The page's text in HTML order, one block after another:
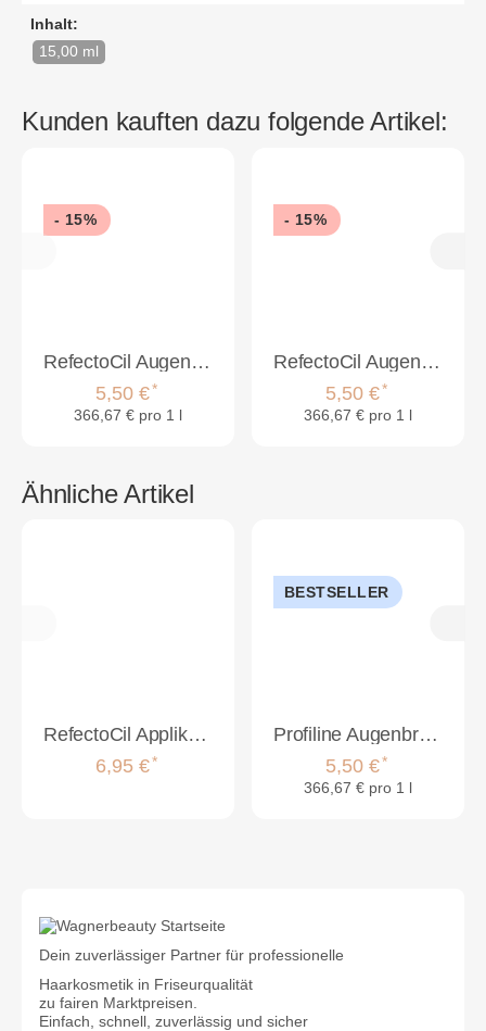
Inhalt:
15,00 ml
Kunden kauften dazu folgende Artikel:
- 15%
RefectoCil Augenbrauen- und Wimpernfarbe 15ml Naturbraun
5,50 €*
366,67 € pro 1 l
- 15%
RefectoCil Augenbrauen- und Wimpernfarbe 15ml Lichtbraun
5,50 €*
366,67 € pro 1 l
Ähnliche Artikel
RefectoCil Applikationsset /Anwendungsset Mini (5)
6,95 €*
BESTSELLER
Profiline Augenbrauen- und Wimpernfarbe 15ml
5,50 €*
366,67 € pro 1 l
Dein zuverlässiger Partner für professionelle
Haarkosmetik in Friseurqualität
zu fairen Marktpreisen.
Einfach, schnell, zuverlässig und sicher